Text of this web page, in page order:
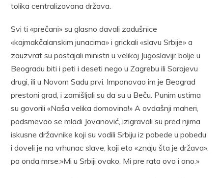
tolika centralizovana država.
Svi ti «prečani» su glasno davali zadušnice
«kajmakčalanskim junacima» i grickali «slavu Srbije» a
zauzvrat su postajali ministri u velikoj Jugoslaviji: bolje u
Beogradu biti i peti i deseti nego u Zagrebu ili Sarajevu
drugi, ili u Novom Sadu prvi. Imponovao im je Beograd
prestoni grad, i zamišljali su da su u Beču. Punim ustima
su govorili «Naša velika domovina!» A ovdašnji maheri,
podsmevao se mladi Jovanović, izigravali su pred njima
iskusne državnike koji su vodili Srbiju iz pobede u pobedu
i doveli je na vrhunac slave, koji eto «znaju šta je država»,
pa onda mrse:»Mi u Srbiji ovako. Mi pre rata ovo i ono.»